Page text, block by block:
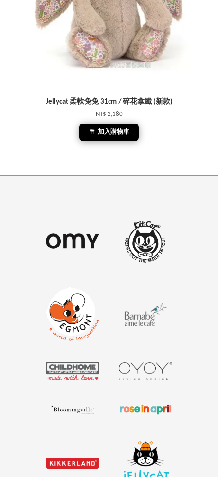
Jellycat 柔軟兔兔 31cm / 碎花拿鐵 (新款)
NT$ 2,180
加入購物車